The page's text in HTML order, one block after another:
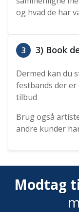
og hvad de har
3 3) Book
Dermed kan du
festbands der er
tilbud
Brug også
andre kunder
Modtag